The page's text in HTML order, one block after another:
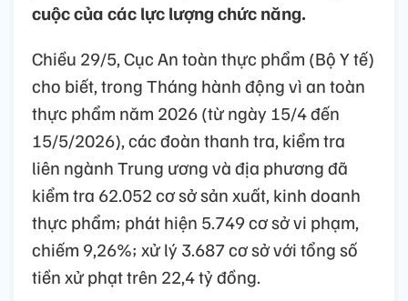
cuộc của các lực lượng chức năng.
Chiều 29/5, Cục An toàn thực phẩm (Bộ Y tế)
cho biết, trong Tháng hành động vì an toàn
thực phẩm năm 2026 (từ ngày 15/4 đến
15/5/2026), các đoàn thanh tra, kiểm tra
liên ngành Trung ương và địa phương đã
kiểm tra 62.052 cơ sở sản xuất, kinh doanh
thực phẩm; phát hiện 5.749 cơ sở vi phạm,
chiếm 9,26%; xử lý 3.687 cơ sở với tổng số
tiền xử phạt trên 22,4 tỷ đồng.